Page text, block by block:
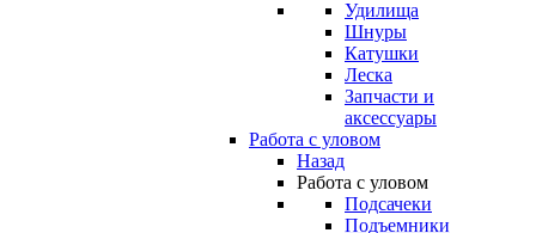
Удилища
Шнуры
Катушки
Леска
Запчасти и
аксессуары
Работа с уловом
Назад
Работа с уловом
Подсачеки
Подъемники